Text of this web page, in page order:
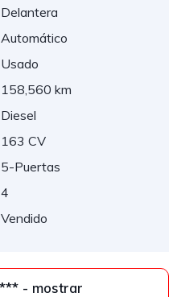
Delantera
Automático
Usado
158,560 km
Diesel
163 CV
5-Puertas
4
Vendido
346 *** *** - mostrar